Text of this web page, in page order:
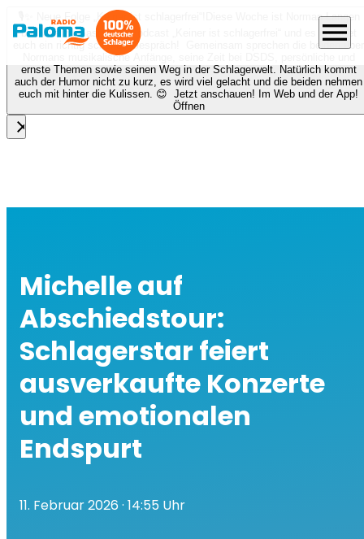
🎙️✨ Neue Folge „Keiner ist schlagerfrei“!
Diese Woche ist Norman Langen
bei Nora zu Gast beim Podcast „Keiner ist schlagerfrei“ und es erwartet
euch ein richtig schönes Gespräch! Gemeinsam sprechen die beiden über
Normans musikalische Anfänge, seine Zeit bei DSDS, persönliche und
ernste Themen sowie seinen Weg in der Schlagerwelt. Natürlich kommt
auch der Humor nicht zu kurz, es wird viel gelacht und die beiden nehmen
euch mit hinter die Kulissen. 😊 Jetzt anschauen! Im Web und der App!
Öffnen
close
menu
Michelle auf
Abschiedstour:
Schlagerstar feiert
ausverkaufte Konzerte
und emotionalen
Endspurt
11. Februar 2026 · 14:55 Uhr